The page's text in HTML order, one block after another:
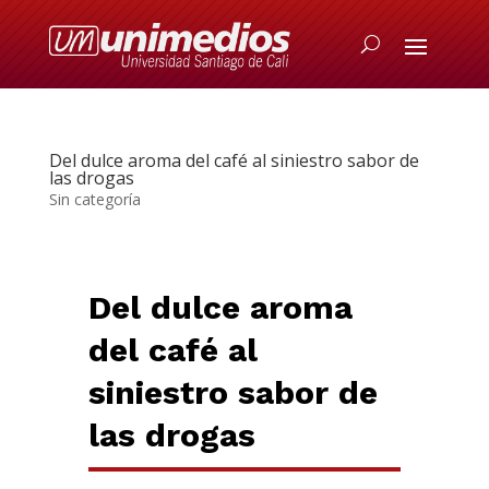
Del dulce aroma del café al siniestro sabor de
las drogas
Sin categoría
Del dulce aroma
del café al
siniestro sabor de
las drogas